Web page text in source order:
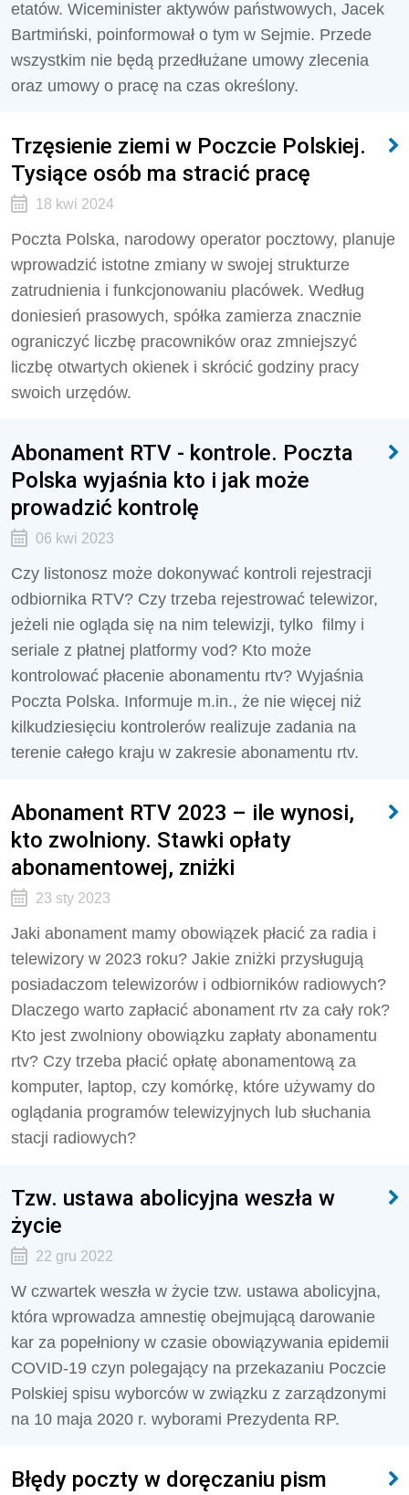
etatów. Wiceminister aktywów państwowych, Jacek
Bartmiński, poinformował o tym w Sejmie. Przede
wszystkim nie będą przedłużane umowy zlecenia
oraz umowy o pracę na czas określony.
Trzęsienie ziemi w Poczcie Polskiej.
Tysiące osób ma stracić pracę
18 kwi 2024
Poczta Polska, narodowy operator pocztowy, planuje
wprowadzić istotne zmiany w swojej strukturze
zatrudnienia i funkcjonowaniu placówek. Według
doniesień prasowych, spółka zamierza znacznie
ograniczyć liczbę pracowników oraz zmniejszyć
liczbę otwartych okienek i skrócić godziny pracy
swoich urzędów.
Abonament RTV - kontrole. Poczta
Polska wyjaśnia kto i jak może
prowadzić kontrolę
06 kwi 2023
Czy listonosz może dokonywać kontroli rejestracji
odbiornika RTV? Czy trzeba rejestrować telewizor,
jeżeli nie ogląda się na nim telewizji, tylko filmy i
seriale z płatnej platformy vod? Kto może
kontrolować płacenie abonamentu rtv? Wyjaśnia
Poczta Polska. Informuje m.in., że nie więcej niż
kilkudziesięciu kontrolerów realizuje zadania na
terenie całego kraju w zakresie abonamentu rtv.
Abonament RTV 2023 – ile wynosi,
kto zwolniony. Stawki opłaty
abonamentowej, zniżki
23 sty 2023
Jaki abonament mamy obowiązek płacić za radia i
telewizory w 2023 roku? Jakie zniżki przysługują
posiadaczom telewizorów i odbiorników radiowych?
Dlaczego warto zapłacić abonament rtv za cały rok?
Kto jest zwolniony obowiązku zapłaty abonamentu
rtv? Czy trzeba płacić opłatę abonamentową za
komputer, laptop, czy komórkę, które używamy do
oglądania programów telewizyjnych lub słuchania
stacji radiowych?
Tzw. ustawa abolicyjna weszła w
życie
22 gru 2022
W czwartek weszła w życie tzw. ustawa abolicyjna,
która wprowadza amnestię obejmującą darowanie
kar za popełniony w czasie obowiązywania epidemii
COVID-19 czyn polegający na przekazaniu Poczcie
Polskiej spisu wyborców w związku z zarządzonymi
na 10 maja 2020 r. wyborami Prezydenta RP.
Błędy poczty w doręczaniu pism